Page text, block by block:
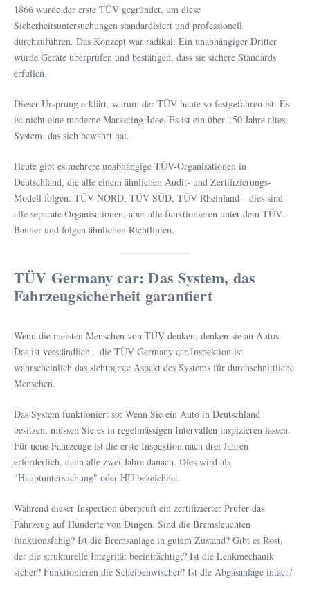
1866 wurde der erste TÜV gegründet, um diese
Sicherheitsuntersuchungen standardisiert und professionell
durchzuführen. Das Konzept war radikal: Ein unabhängiger Dritter
würde Geräte überprüfen und bestätigen, dass sie sichere Standards
erfüllen.
Dieser Ursprung erklärt, warum der TÜV heute so festgefahren ist. Es
ist nicht eine moderne Marketing-Idee. Es ist ein über 150 Jahre altes
System, das sich bewährt hat.
Heute gibt es mehrere unabhängige TÜV-Organisationen in
Deutschland, die alle einem ähnlichen Audit- und Zertifizierungs-
Modell folgen. TÜV NORD, TÜV SÜD, TÜV Rheinland—dies sind
alle separate Organisationen, aber alle funktionieren unter dem TÜV-
Banner und folgen ähnlichen Richtlinien.
TÜV Germany car: Das System, das
Fahrzeugsicherheit garantiert
Wenn die meisten Menschen von TÜV denken, denken sie an Autos.
Das ist verständlich—die TÜV Germany car-Inspektion ist
wahrscheinlich das sichtbarste Aspekt des Systems für durchschnittliche
Menschen.
Das System funktioniert so: Wenn Sie ein Auto in Deutschland
besitzen, müssen Sie es in regelmässigen Intervallen inspizieren lassen.
Für neue Fahrzeuge ist die erste Inspektion nach drei Jahren
erforderlich, dann alle zwei Jahre danach. Dies wird als
"Hauptuntersuchung" oder HU bezeichnet.
Während dieser Inspection überprüft ein zertifizierter Prüfer das
Fahrzeug auf Hunderte von Dingen. Sind die Bremsleuchten
funktionsfähig? Ist die Bremsanlage in gutem Zustand? Gibt es Rost,
der die strukturelle Integrität beeinträchtigt? Ist die Lenkmechanik
sicher? Funktionieren die Scheibenwischer? Ist die Abgasanlage intact?